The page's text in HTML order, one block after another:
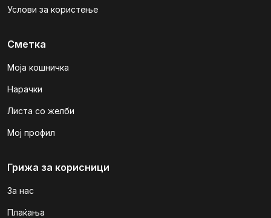
Услови за користење
Сметка
Моја кошничка
Нарачки
Листа со желби
Мој профил
Грижа за корисници
За нас
Плаќања